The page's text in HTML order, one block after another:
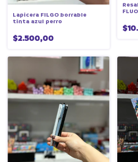
Lapicera FILGO borrable
tinta azul perro
$2.500,00